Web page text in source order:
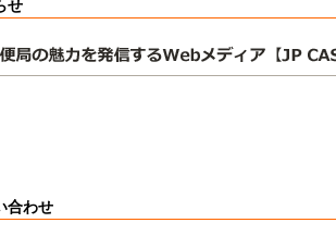
せ
合わせ